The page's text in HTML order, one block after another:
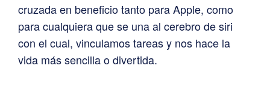
cruzada en beneficio tanto para Apple, como
para cualquiera que se una al cerebro de siri
con el cual, vinculamos tareas y nos hace la
vida más sencilla o divertida.